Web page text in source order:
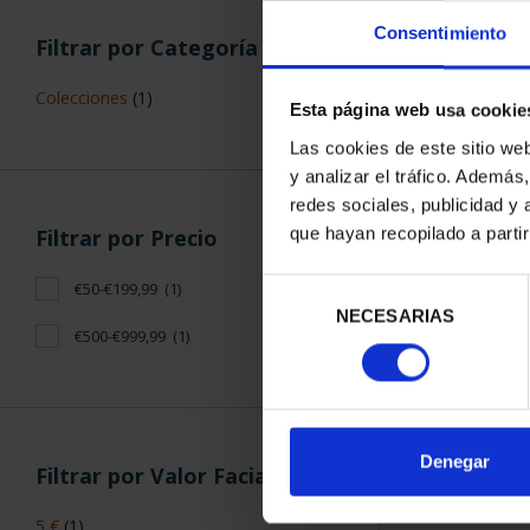
Consentimiento
Esta página web usa
Las cookies de este sitio
y analizar el tráfico.
redes sociales, publicidad y
que hayan recopilado a
consentimiento
NECESARIAS
Denegar
Filtrar por Categoría
Colecciones (1)
Filtrar por Precio
€50-€199,99 (1)
€500-€999,99 (1)
Filtrar por Valor Facial
XIII SERIE
ORDENAR POR: